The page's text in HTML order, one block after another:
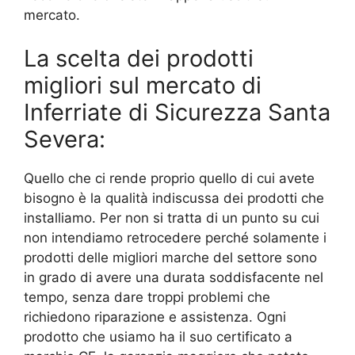
mercato.
La scelta dei prodotti
migliori sul mercato di
Inferriate di Sicurezza Santa
Severa:
Quello che ci rende proprio quello di cui avete
bisogno è la qualità indiscussa dei prodotti che
installiamo. Per non si tratta di un punto su cui
non intendiamo retrocedere perché solamente i
prodotti delle migliori marche del settore sono
in grado di avere una durata soddisfacente nel
tempo, senza dare troppi problemi che
richiedono riparazione e assistenza. Ogni
prodotto che usiamo ha il suo certificato a